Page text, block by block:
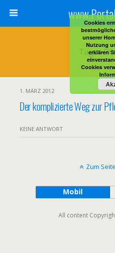
Tags ›
1. MÄRZ 2012
Der komplizierte Weg zur
KEINE ANTWORT
Zum
Mobil
All content
Cookies
unserer
Nutzung
erklären
Cookies